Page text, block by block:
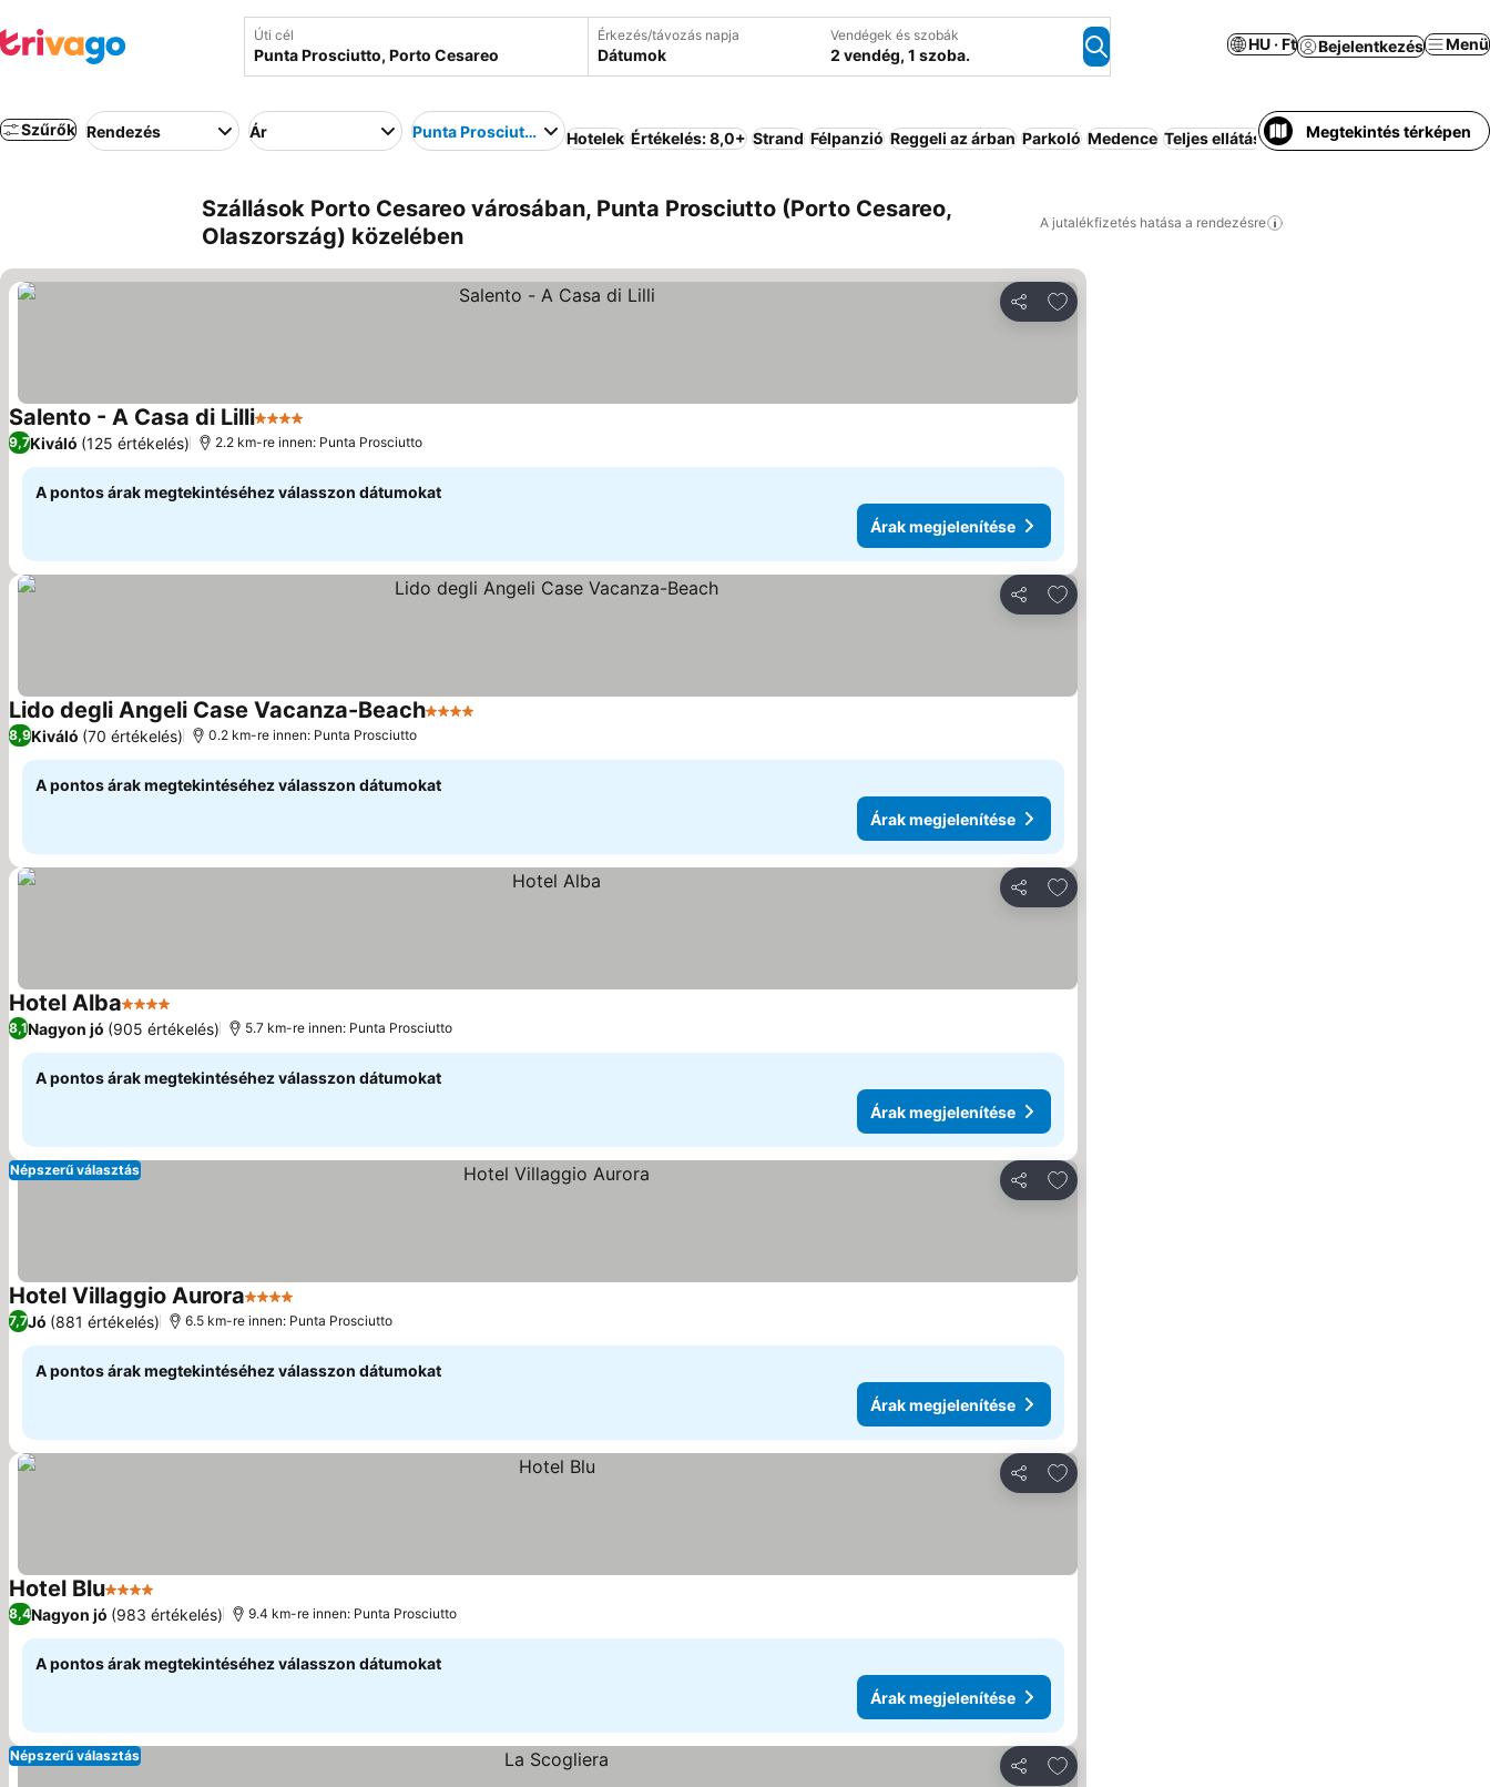
Úti cél Érkezés/távozás napja
Dátumok
Vendégek és szobák
2 vendég, 1 szoba.
HU · Ft Bejelentkezés Menü
Szűrők Rendezés Ár Punta Prosciutto Hotelek Értékelés: 8,0+ Strand Félpanzió Reggeli az árban Parkoló Medence Teljes ellátás Apartmanhotel Kiadó ház/
Megtekintés térképen
Szállások Porto Cesareo városában, Punta Prosciutto (Porto Cesareo,
Olaszország) közelében
A jutalékfizetés hatása a rendezésre
Megosztás
Hozzáadás a kedvencekhez
Salento - A Casa di Lilli4 Kategória
9,7Kiváló (125 értékelés) 2.2 km-re innen: Punta Prosciutto
A pontos árak megtekintéséhez válasszon dátumokat
Árak megjelenítése
Megosztás
Hozzáadás a kedvencekhez
Lido degli Angeli Case Vacanza-Beach4 Kategória
8,9Kiváló (70 értékelés) 0.2 km-re innen: Punta Prosciutto
A pontos árak megtekintéséhez válasszon dátumokat
Árak megjelenítése
Megosztás
Hozzáadás a kedvencekhez
Hotel Alba4 Kategória
8,1Nagyon jó (905 értékelés) 5.7 km-re innen: Punta Prosciutto
A pontos árak megtekintéséhez válasszon dátumokat
Árak megjelenítése
Megosztás
Hozzáadás a kedvencekhez
Népszerű választás
Hotel Villaggio Aurora4 Kategória
7,7Jó (881 értékelés) 6.5 km-re innen: Punta Prosciutto
A pontos árak megtekintéséhez válasszon dátumokat
Árak megjelenítése
Megosztás
Hozzáadás a kedvencekhez
Hotel Blu4 Kategória
8,4Nagyon jó (983 értékelés) 9.4 km-re innen: Punta Prosciutto
A pontos árak megtekintéséhez válasszon dátumokat
Árak megjelenítése
Megosztás
Hozzáadás a kedvencekhez
Népszerű választás